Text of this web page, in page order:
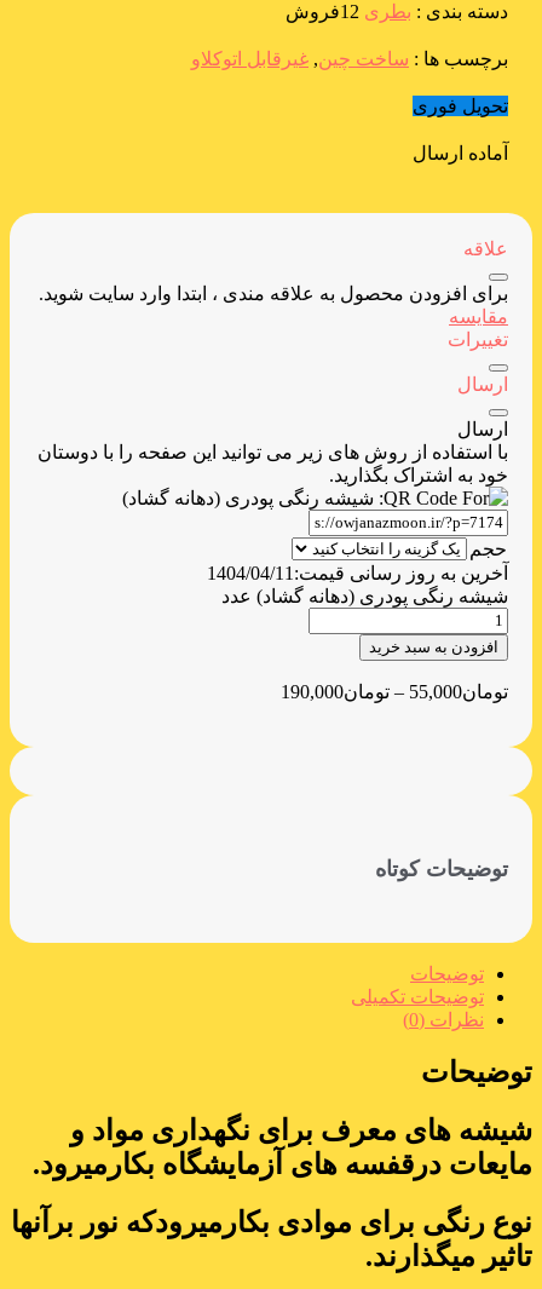
دسته بندی : بطری 12فروش
برچسب ها : ساخت چین, غیرقابل اتوکلاو
تحویل فوری
آماده ارسال
علاقه
برای افزودن محصول به علاقه مندی ، ابتدا وارد سایت شوید.
مقایسه
تغییرات
ارسال
ارسال
با استفاده از روش های زیر می توانید این صفحه را با دوستان
خود به اشتراک بگذارید.
حجم
آخرین به روز رسانی قیمت: 1404/04/11
شیشه رنگی پودری (دهانه گشاد) عدد
افزودن به سبد خرید
تومان55,000
– تومان190,000
توضیحات کوتاه
توضیحات
توضیحات تکمیلی
نظرات (0)
توضیحات
شیشه های معرف برای نگهداری مواد و
مایعات درقفسه های آزمایشگاه بکارمیرود.
نوع رنگی برای موادی بکارمیرودکه نور برآنها
تاثیر میگذارند.